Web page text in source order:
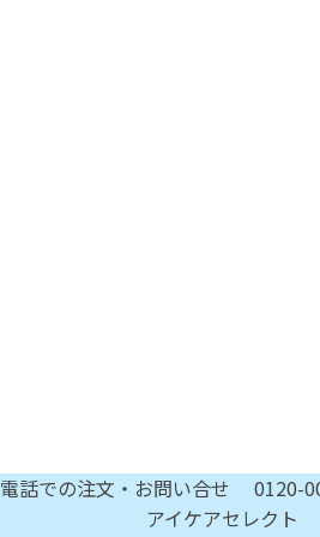
電話での注文・お問い合せ 0120-
アイケアセレクト